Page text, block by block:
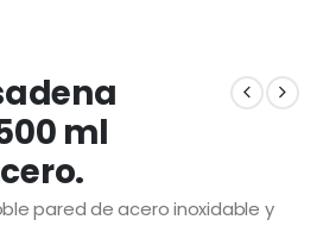
ml
pared de acero inoxidable y